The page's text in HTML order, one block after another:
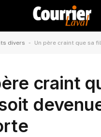
divers - Un père craint que sa fille
craint